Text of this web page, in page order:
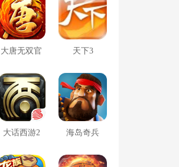
大唐无双官 天下3
大话西游2 海岛奇兵